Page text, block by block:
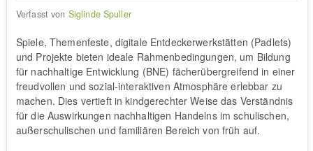
Verfasst von Siglinde Spuller
Spiele, Themenfeste, digitale Entdeckerwerkstätten (Padlets)
und Projekte bieten ideale Rahmenbedingungen, um Bildung
für nachhaltige Entwicklung (BNE) fächerübergreifend in einer
freudvollen und sozial-interaktiven Atmosphäre erlebbar zu
machen. Dies vertieft in kindgerechter Weise das Verständnis
für die Auswirkungen nachhaltigen Handelns im schulischen,
außerschulischen und familiären Bereich von früh auf.